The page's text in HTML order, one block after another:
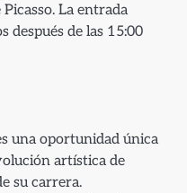
La entrada
después de las 15:00
una oportunidad única
artística de
su carrera.